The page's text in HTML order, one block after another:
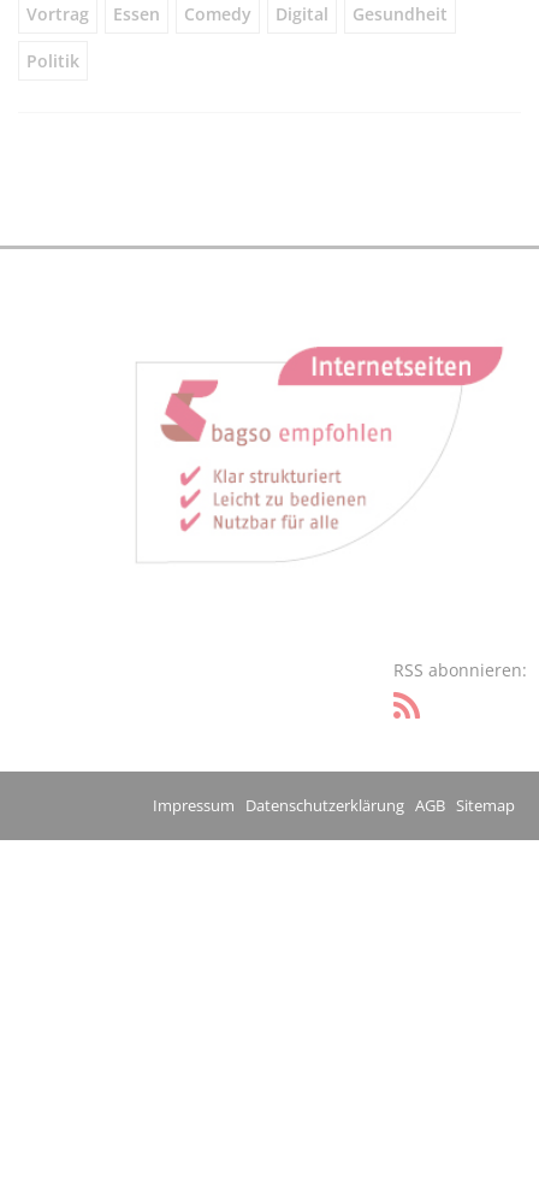
Vortrag Essen Comedy Digital Gesundheit
Politik
RSS abonnieren:
Impressum Datenschutzerklärung AGB Sitemap